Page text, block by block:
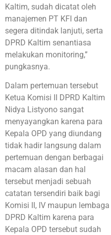
Kaltim, sudah dicatat oleh
manajemen PT KFI dan
segera ditindak lanjuti, serta
DPRD Kaltim senantiasa
melakukan monitoring,”
pungkasnya.
Dalam pertemuan tersebut
Ketua Komisi II DPRD Kaltim
Nidya Listyono sangat
menyayangkan karena para
Kepala OPD yang diundang
tidak hadir langsung dalam
pertemuan dengan berbagai
macam alasan dan hal
tersebut menjadi sebuah
catatan tersendiri baik bagi
Komisi II, IV maupun lembaga
DPRD Kaltim karena para
Kepala OPD tersebut sudah